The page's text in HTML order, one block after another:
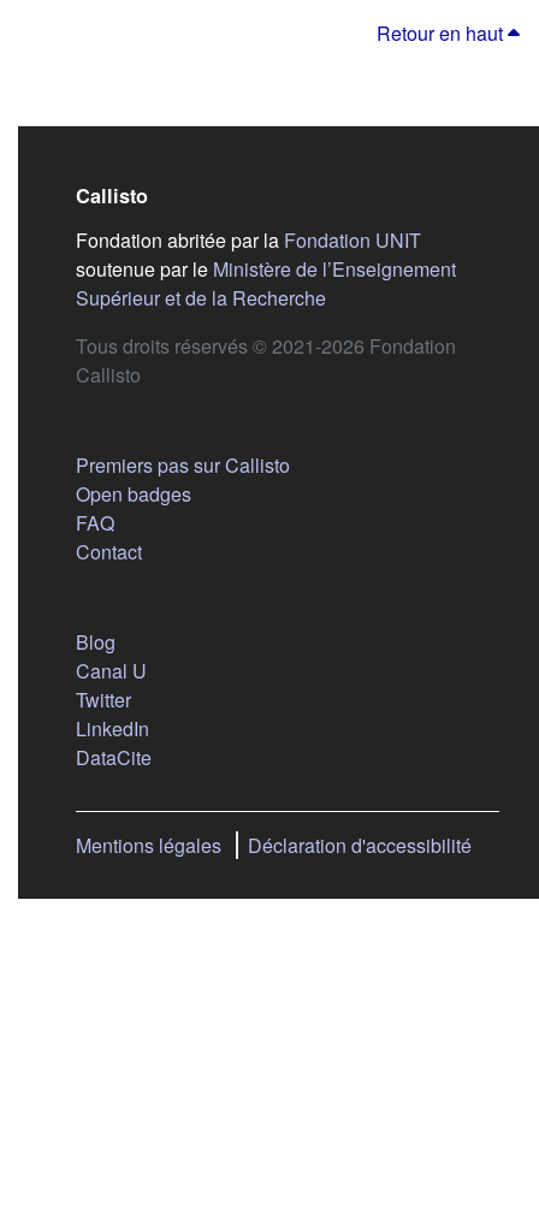
Retour en haut
Callisto
Fondation abritée par la Fondation UNIT(s'ouvre
soutenue par le Ministère de l’Enseignement
Supérieur et de la Recherche(s'ouvre dans un nouvel
Tous droits réservés © 2021-2026 Fondation
Callisto
Premiers pas sur Callisto
Open badges
FAQ
Contact
Blog
Canal U
Twitter(s'ouvre dans un nouvel onglet)
LinkedIn
DataCite(s'ouvre dans un nouvel onglet)
Mentions légales Déclaration d'accessibilité